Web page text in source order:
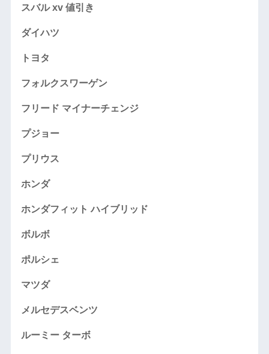
スバル xv 値引き
ダイハツ
トヨタ
フォルクスワーゲン
フリード マイナーチェンジ
プジョー
プリウス
ホンダ
ホンダフィット ハイブリッド
ボルボ
ポルシェ
マツダ
メルセデスベンツ
ルーミー ターボ